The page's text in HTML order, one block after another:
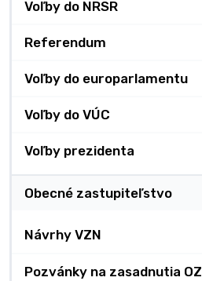
Voľby do NRSR
Referendum
Voľby do europarlamentu
Voľby do VÚC
Voľby prezidenta
Obecné zastupiteľstvo
Návrhy VZN
Pozvánky na zasadnutia OZ